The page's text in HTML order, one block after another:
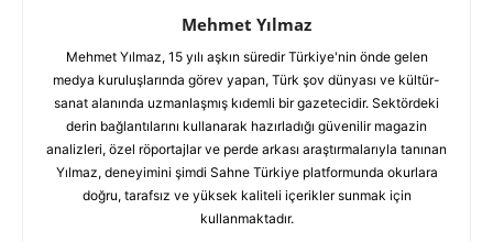
Mehmet Yılmaz
Mehmet Yılmaz, 15 yılı aşkın süredir Türkiye'nin önde gelen
medya kuruluşlarında görev yapan, Türk şov dünyası ve kültür-
sanat alanında uzmanlaşmış kıdemli bir gazetecidir. Sektördeki
derin bağlantılarını kullanarak hazırladığı güvenilir magazin
analizleri, özel röportajlar ve perde arkası araştırmalarıyla tanınan
Yılmaz, deneyimini şimdi Sahne Türkiye platformunda okurlara
doğru, tarafsız ve yüksek kaliteli içerikler sunmak için
kullanmaktadır.